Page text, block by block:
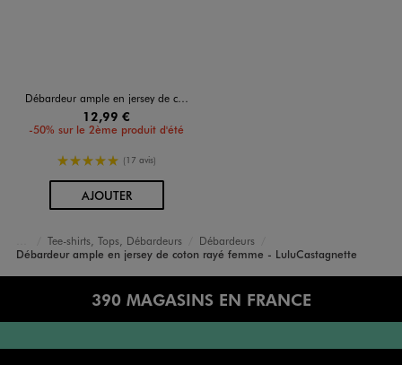
Débardeur ample en jersey de coton rayé femme - LuluCastagnette
12,99 €
-50% sur le 2ème produit d'été
5/5 de moyenne
(17 avis)
AJOUTERAU PANIER
Accueil
Femme
Vêtements
Tee-shirts, Tops, Débardeurs
Débardeurs
Débardeur ample en jersey de coton rayé femme - LuluCastagnette
390 MAGASINS EN FRANCE